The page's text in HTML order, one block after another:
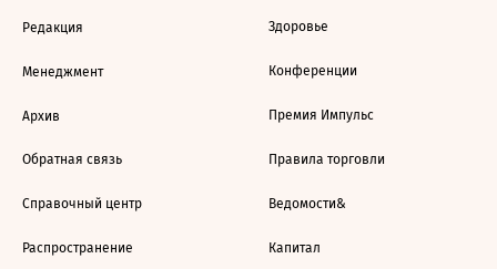
Редакция
Менеджмент
Архив
Обратная связь
Справочный центр
Распространение
Здоровье
Конференции
Премия Импульс
Правила торговли
Ведомости&
Капитал